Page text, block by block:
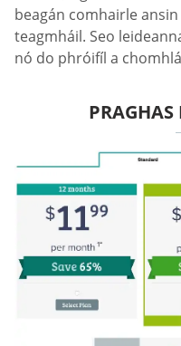
beagán comhairle
teagmháil. Seo
nó do phróifíl a